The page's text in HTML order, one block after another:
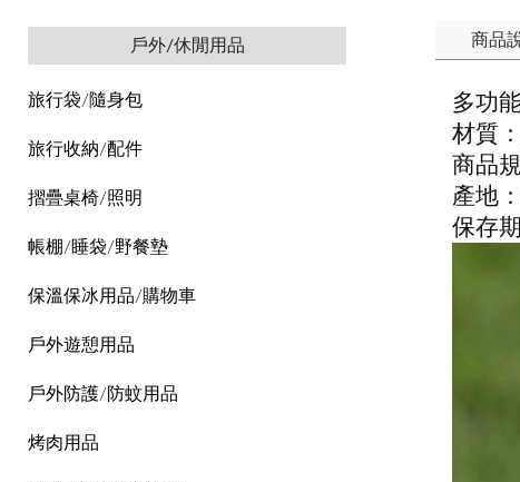
戶外/休閒用品
旅行袋/隨身包
旅行收納/配件
摺疊桌椅/照明
帳棚/睡袋/野餐墊
保溫保冰用品/購物車
戶外遊憩用品
戶外防護/防蚊用品
烤肉用品
商品
多功
材質
商品
產地
保存